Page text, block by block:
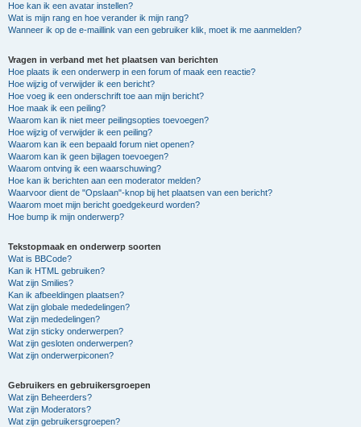
Hoe kan ik een avatar instellen?
Wat is mijn rang en hoe verander ik mijn rang?
Wanneer ik op de e-maillink van een gebruiker klik, moet ik me aanmelden?
Vragen in verband met het plaatsen van berichten
Hoe plaats ik een onderwerp in een forum of maak een reactie?
Hoe wijzig of verwijder ik een bericht?
Hoe voeg ik een onderschrift toe aan mijn bericht?
Hoe maak ik een peiling?
Waarom kan ik niet meer peilingsopties toevoegen?
Hoe wijzig of verwijder ik een peiling?
Waarom kan ik een bepaald forum niet openen?
Waarom kan ik geen bijlagen toevoegen?
Waarom ontving ik een waarschuwing?
Hoe kan ik berichten aan een moderator melden?
Waarvoor dient de "Opslaan"-knop bij het plaatsen van een bericht?
Waarom moet mijn bericht goedgekeurd worden?
Hoe bump ik mijn onderwerp?
Tekstopmaak en onderwerp soorten
Wat is BBCode?
Kan ik HTML gebruiken?
Wat zijn Smilies?
Kan ik afbeeldingen plaatsen?
Wat zijn globale mededelingen?
Wat zijn mededelingen?
Wat zijn sticky onderwerpen?
Wat zijn gesloten onderwerpen?
Wat zijn onderwerpiconen?
Gebruikers en gebruikersgroepen
Wat zijn Beheerders?
Wat zijn Moderators?
Wat zijn gebruikersgroepen?